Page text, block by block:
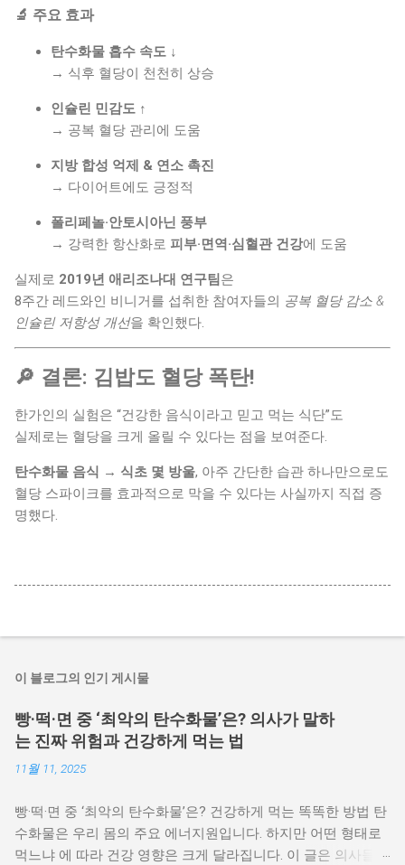
🔬 주요 효과
탄수화물 흡수 속도 ↓
→ 식후 혈당이 천천히 상승
인슐린 민감도 ↑
→ 공복 혈당 관리에 도움
지방 합성 억제 & 연소 촉진
→ 다이어트에도 긍정적
폴리페놀·안토시아닌 풍부
→ 강력한 항산화로 피부·면역·심혈관 건강에 도움
실제로 2019년 애리조나대 연구팀 은
8주간 레드와인 비니거를 섭취한 참여자들의 공복 혈당 감소 &
인슐린 저항성 개선을 확인했다.
🔎 결론: 김밥도 혈당 폭탄!
한가인의 실험은 “건강한 음식이라고 믿고 먹는 식단”도
실제로는 혈당을 크게 올릴 수 있다는 점을 보여준다.
탄수화물 음식 → 식초 몇 방울, 아주 간단한 습관 하나만으로도
혈당 스파이크를 효과적으로 막을 수 있다는 사실까지 직접 증
명했다.
이 블로그의 인기 게시물
빵·떡·면 중 ‘최악의 탄수화물’은? 의사가 말하
는 진짜 위험과 건강하게 먹는 법
11월 11, 2025
빵·떡·면 중 ‘최악의 탄수화물’은? 건강하게 먹는 똑똑한 방법 탄
수화물은 우리 몸의 주요 에너지원입니다. 하지만 어떤 형태로
먹느냐 에 따라 건강 영향은 크게 달라집니다. 이 글은 의사들이